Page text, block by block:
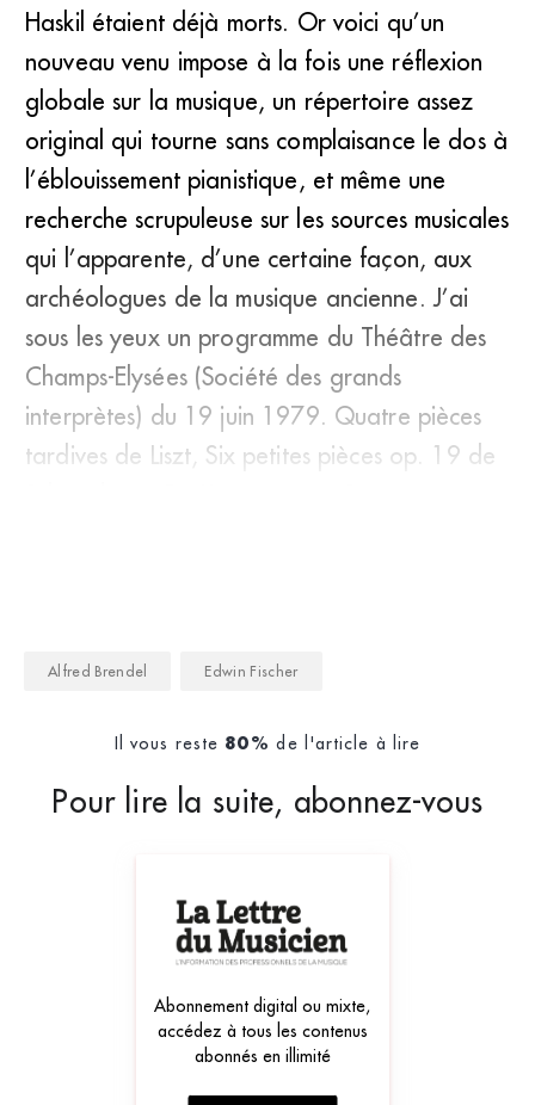
Haskil étaient déjà morts. Or voici qu’un
nouveau venu impose à la fois une réflexion
globale sur la musique, un répertoire assez
original qui tourne sans complaisance le dos à
l’éblouissement pianistique, et même une
recherche scrupuleuse sur les sources musicales
qui l’apparente, d’une certaine façon, aux
archéologues de la musique ancienne. J’ai
sous les yeux un programme du Théâtre des
Champs-Elysées (Société des grands
interprètes) du 19 juin 1979. Quatre pièces
tardives de Liszt, Six petites pièces op. 19 de
Alfred Brendel Edwin Fischer
Il vous reste 80% de l'article à lire
Pour lire la suite, abonnez-vous
Abonnement digital ou mixte,
accédez à tous les contenus
abonnés en illimité